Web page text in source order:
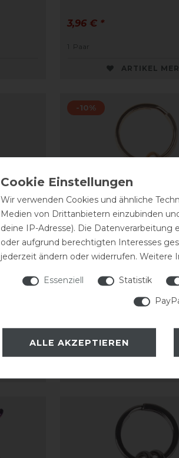
3,96 € *
1 Paar
ARTIKEL
-10%
7,16 € *
Wir verwenden Cookies und ähnliche
Medien von Drittanbietern einzubinden
deine IP-Adresse). Die
oder aufgrund berechtigten Interesses
jederzeit ändern oder widerrufen.
Essenziell Statistik
ALLE AKZEPTIEREN